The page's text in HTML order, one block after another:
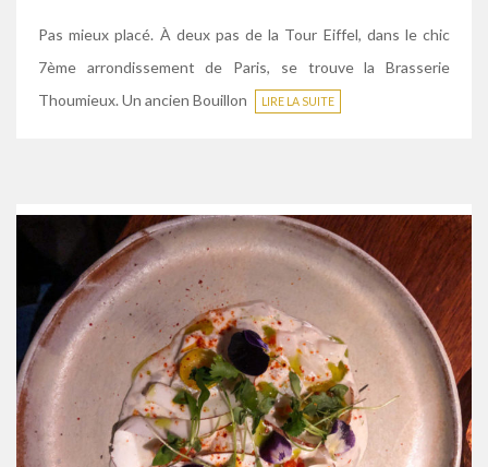
Pas mieux placé. À deux pas de la Tour Eiffel, dans le chic
7ème arrondissement de Paris, se trouve la Brasserie
Thoumieux. Un ancien Bouillon
LIRE LA SUITE